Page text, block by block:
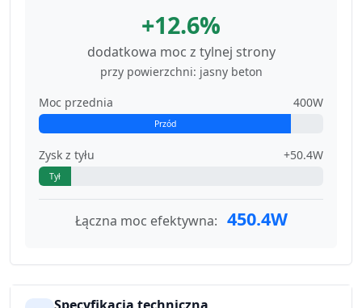
+12.6%
dodatkowa moc z tylnej strony
przy powierzchni: jasny beton
Moc przednia
400W
Przód
Zysk z tyłu +50.4W
Tył
Łączna moc efektywna: 450.4W